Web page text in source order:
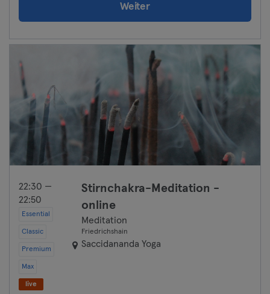
Weiter
22:30 —
22:50
Essential
Classic
Premium
Max
live
Stirnchakra-Meditation -
online
Meditation
Friedrichshain
Saccidananda Yoga